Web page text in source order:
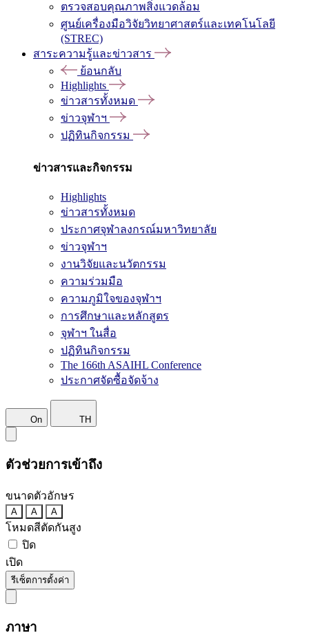
ตรวจสอบคุณภาพสิ่งแวดล้อม
ศูนย์เครื่องมือวิจัยวิทยาศาสตร์และเทคโนโลยี
(STREC)
สาระความรู้และข่าวสาร
ย้อนกลับ
Highlights
ข่าวสารทั้งหมด
ข่าวจุฬาฯ
ปฏิทินกิจกรรม
ข่าวสารและกิจกรรม
Highlights
ข่าวสารทั้งหมด
ประกาศจุฬาลงกรณ์มหาวิทยาลัย
ข่าวจุฬาฯ
งานวิจัยและนวัตกรรม
ความร่วมมือ
ความภูมิใจของจุฬาฯ
การศึกษาและหลักสูตร
จุฬาฯ ในสื่อ
ปฏิทินกิจกรรม
The 166th ASAIHL Conference
ประกาศจัดซื้อจัดจ้าง
On TH
ตัวช่วยการเข้าถึง
ขนาดตัวอักษร
A A A
โหมดสีตัดกันสูง
ปิด
เปิด
รีเซ็ตการตั้งค่า
ภาษา